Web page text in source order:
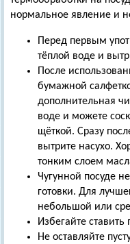
нормальное явление и
Перед первым
тёплой воде и
После
бумажной
дополнительная
воде и можете
щёткой. Сразу
вытрите насухо.
тонким слоем
Чугунной посуде
готовки. Для
небольшой или
Избегайте ставить
Не оставляйте